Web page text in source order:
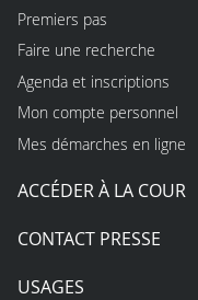
Premiers pas
Faire une recherche
Agenda et inscriptions
Mon compte personnel
Mes démarches en ligne
ACCÉDER À LA COUR
CONTACT PRESSE
USAGES